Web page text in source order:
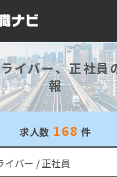
イバー、正社員
報
求人数 168 件
イバー 正社員